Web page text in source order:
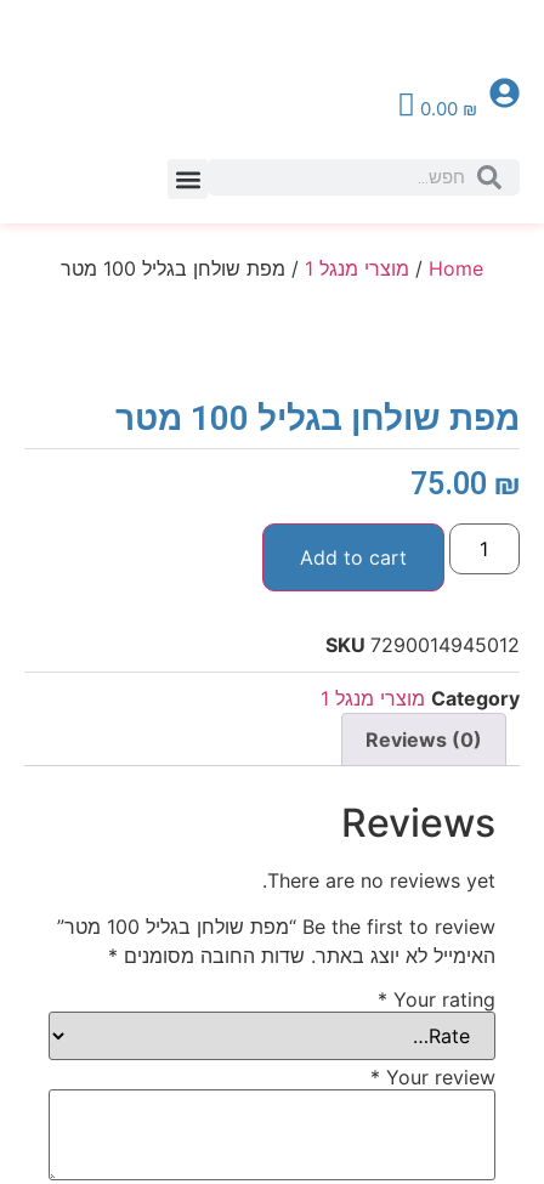
0.00 ₪
Home
/ מוצרי מנגל 1 / מפת שולחן בגליל 100 מטר
מפת שולחן בגליל 100 מטר
75.00 ₪
Add to cart
SKU 7290014945012
Category מוצרי מנגל 1
Reviews (0)
Reviews
There are no reviews yet.
Be the first to review “מפת שולחן בגליל 100 מטר”
האימייל לא יוצג באתר. שדות החובה מסומנים *
Your rating
*
Your review
*